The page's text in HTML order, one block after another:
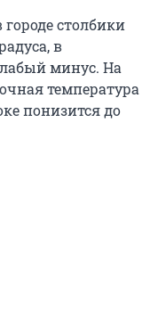
столбики
в
минус. На
температура
понизится до